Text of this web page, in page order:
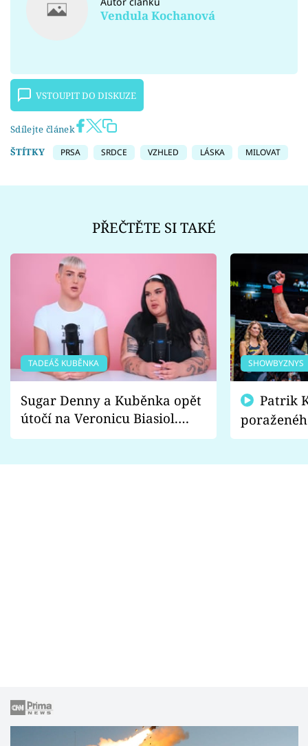
Vendula Kochanová
VSTOUPIT DO DISKUZE
Sdílejte článek
ŠTÍTKY
PRSA SRDCE VZHLED LÁSKA MILOVAT
PŘEČTĚTE SI TAKÉ
TADEÁŠ KUBĚNKA
Sugar Denny a Kuběnka opět
útočí na Veronicu Biasiol.
Proč je podle nich falešná a
SHOWBYZNYS
fanoušci